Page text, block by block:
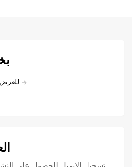
للعرض,
تسجيل الايميل للحصول علي